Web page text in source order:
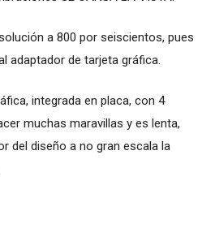
a 800 por seiscientos, pues
adaptador de tarjeta gráfica.
integrada en placa, con 4
muchas maravillas y es lenta,
del diseño a no gran escala la